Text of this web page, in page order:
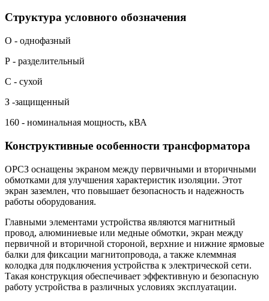
Структура условного обозначения
О - однофазный
Р - разделительный
С - сухой
З -защищенный
160 - номинальная мощность, кВА
Конструктивные особенности трансформатора
ОРСЗ оснащены экраном между первичными и вторичными
обмотками для улучшения характеристик изоляции. Этот
экран заземлен, что повышает безопасность и надежность
работы оборудования.
Главными элементами устройства являются магнитный
провод, алюминиевые или медные обмотки, экран между
первичной и вторичной стороной, верхние и нижние ярмовые
балки для фиксации магнитопровода, а также клеммная
колодка для подключения устройства к электрической сети.
Такая конструкция обеспечивает эффективную и безопасную
работу устройства в различных условиях эксплуатации.